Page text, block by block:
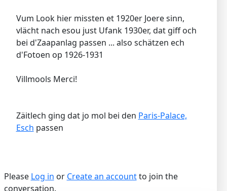
Vum Look hier missten et 1920er Joere sinn,
vlächt nach esou just Ufank 1930er, dat giff och
bei d'Zaapanlag passen ... also schätzen ech
d'Fotoen op 1926-1931
Villmools Merci!
Zäitlech ging dat jo mol bei den Paris-Palace,
Esch passen
Please Log in or Create an accountto join the
conversation.